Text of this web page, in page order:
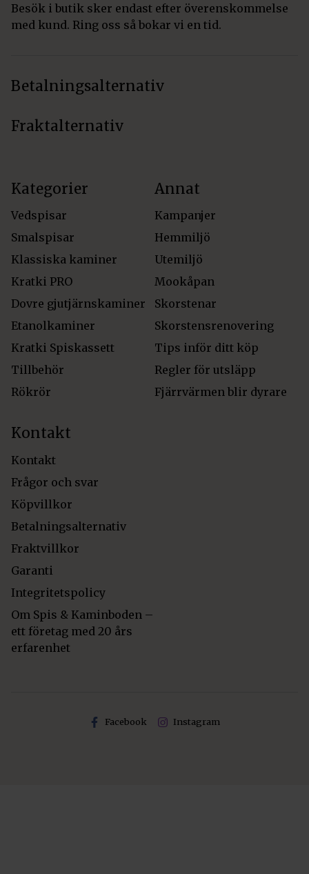
Besök i butik sker endast efter överenskommelse
med kund. Ring oss så bokar vi en tid.
Betalningsalternativ
Fraktalternativ
Kategorier
Vedspisar
Smalspisar
Klassiska kaminer
Kratki PRO
Dovre gjutjärnskaminer
Etanolkaminer
Kratki Spiskassett
Tillbehör
Rökrör
Annat
Kampanjer
Hemmiljö
Utemiljö
Mookåpan
Skorstenar
Skorstensrenovering
Tips inför ditt köp
Regler för utsläpp
Fjärrvärmen blir dyrare
Kontakt
Kontakt
Frågor och svar
Köpvillkor
Betalningsalternativ
Fraktvillkor
Garanti
Integritetspolicy
Om Spis & Kaminboden –
ett företag med 20 års
erfarenhet
Facebook Instagram